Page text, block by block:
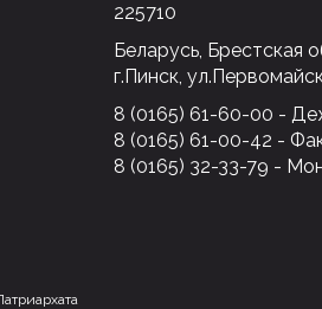
225710
Беларусь, Брестская
г.Пинск,
8 (0165) 61-60-00 -
8 (0165) 61-00-42 -
8 (0165) 32-33-79 -